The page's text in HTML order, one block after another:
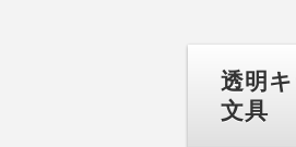
透明
文具